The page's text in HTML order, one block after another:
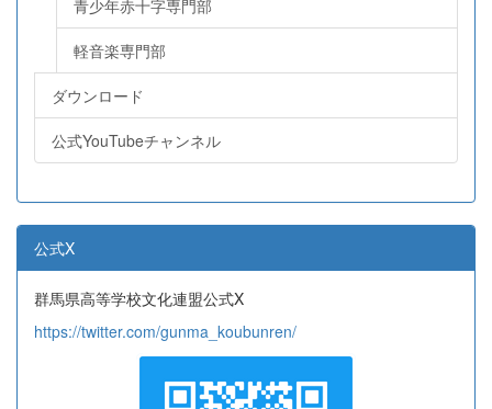
青少年赤十字専門部
軽音楽専門部
ダウンロード
公式YouTubeチャンネル
公式X
群馬県高等学校文化連盟公式X
https://twitter.com/gunma_koubunren/